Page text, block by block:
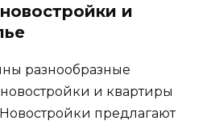
и
разнообразные
и квартиры
предлагают